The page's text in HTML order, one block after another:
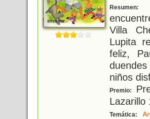
Resumen:
Villa
Lupita
feliz,
niños
Premio:
Lazarillo
Temática: